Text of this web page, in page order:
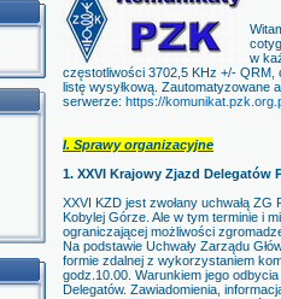
w
częstotliwości 3702,5 KHz +/- QRM,
listę wysyłkową. Zautomatyzowane
serwerze: https://
I. Sprawy organizacyjne
1. XXVI Krajowy Zjazd Delegatów
XXVI KZD jest zwołany uchwałą
Kobylej Górze. Ale w tym terminie i
ograniczającej możliwości
Na podstawie Uchwały Zarządu
formie zdalnej z wykorzystaniem
godz.10.00. Warunkiem jego
Delegatów. Zawiadomienia,